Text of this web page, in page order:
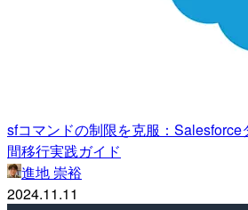
sfコマンドの制限を克服：
間移行実践ガイド
進地 崇裕
2024.11.11